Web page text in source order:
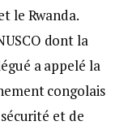
le Rwanda.
dont la
a appelé la
congolais
et de